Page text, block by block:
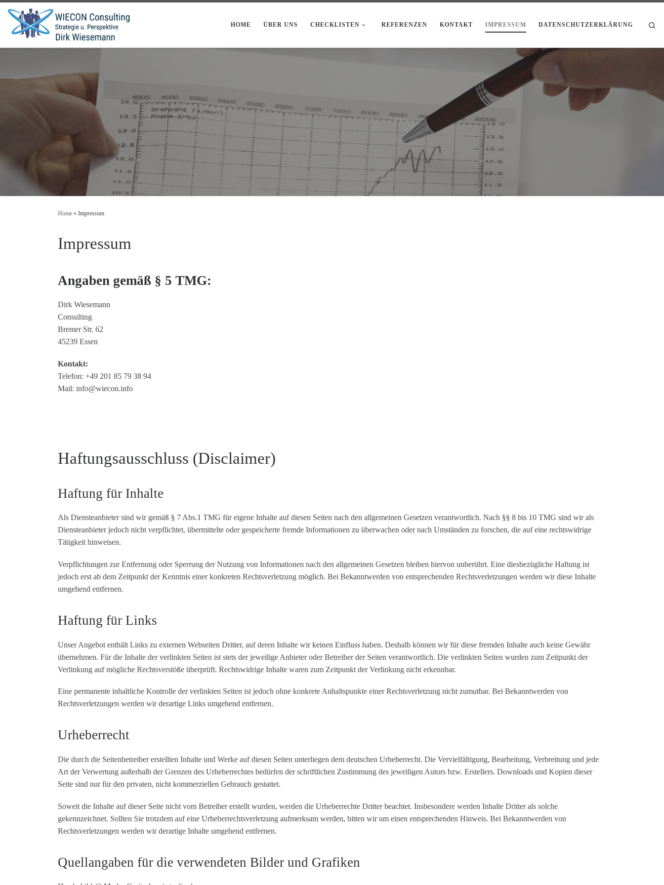
HOME ÜBER UNS CHECKLISTEN REFERENZEN KONTAKT IMPRESSUM DATENSCHUTZERKLÄRUNG
Home » Impressum
Impressum
Angaben gemäß § 5 TMG:
Dirk Wiesemann
Consulting
Bremer Str. 62
45239 Essen
Kontakt:
Telefon: +49 201 85 79 38 94
Mail: info@wiecon.info
Haftungsausschluss (Disclaimer)
Haftung für Inhalte
Als Diensteanbieter sind wir gemäß § 7 Abs.1 TMG für eigene Inhalte auf diesen Seiten nach den allgemeinen Gesetzen verantwortlich. Nach §§ 8 bis 10 TMG sind wir als
Diensteanbieter jedoch nicht verpflichtet, übermittelte oder gespeicherte fremde Informationen zu überwachen oder nach Umständen zu forschen, die auf eine rechtswidrige
Tätigkeit hinweisen.
Verpflichtungen zur Entfernung oder Sperrung der Nutzung von Informationen nach den allgemeinen Gesetzen bleiben hiervon unberührt. Eine diesbezügliche Haftung ist
jedoch erst ab dem Zeitpunkt der Kenntnis einer konkreten Rechtsverletzung möglich. Bei Bekanntwerden von entsprechenden Rechtsverletzungen werden wir diese Inhalte
umgehend entfernen.
Haftung für Links
Unser Angebot enthält Links zu externen Webseiten Dritter, auf deren Inhalte wir keinen Einfluss haben. Deshalb können wir für diese fremden Inhalte auch keine Gewähr
übernehmen. Für die Inhalte der verlinkten Seiten ist stets der jeweilige Anbieter oder Betreiber der Seiten verantwortlich. Die verlinkten Seiten wurden zum Zeitpunkt der
Verlinkung auf mögliche Rechtsverstöße überprüft. Rechtswidrige Inhalte waren zum Zeitpunkt der Verlinkung nicht erkennbar.
Eine permanente inhaltliche Kontrolle der verlinkten Seiten ist jedoch ohne konkrete Anhaltspunkte einer Rechtsverletzung nicht zumutbar. Bei Bekanntwerden von
Rechtsverletzungen werden wir derartige Links umgehend entfernen.
Urheberrecht
Die durch die Seitenbetreiber erstellten Inhalte und Werke auf diesen Seiten unterliegen dem deutschen Urheberrecht. Die Vervielfältigung, Bearbeitung, Verbreitung und jede
Art der Verwertung außerhalb der Grenzen des Urheberrechtes bedürfen der schriftlichen Zustimmung des jeweiligen Autors bzw. Erstellers. Downloads und Kopien dieser
Seite sind nur für den privaten, nicht kommerziellen Gebrauch gestattet.
Soweit die Inhalte auf dieser Seite nicht vom Betreiber erstellt wurden, werden die Urheberrechte Dritter beachtet. Insbesondere werden Inhalte Dritter als solche
gekennzeichnet. Sollten Sie trotzdem auf eine Urheberrechtsverletzung aufmerksam werden, bitten wir um einen entsprechenden Hinweis. Bei Bekanntwerden von
Rechtsverletzungen werden wir derartige Inhalte umgehend entfernen.
Quellangaben für die verwendeten Bilder und Grafiken